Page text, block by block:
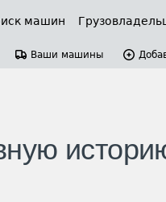
машин
Ваши машины